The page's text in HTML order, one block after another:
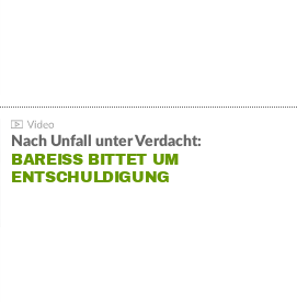
Nach Unfall unter Verdacht:
BAREISS BITTET UM E
NTSCHULDIGUNG